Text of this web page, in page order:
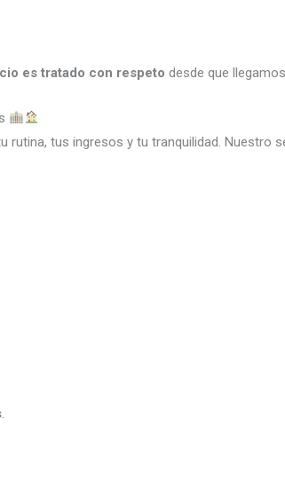
es tratado con respeto desde que
tus ingresos y tu tranquilidad. Nuestro